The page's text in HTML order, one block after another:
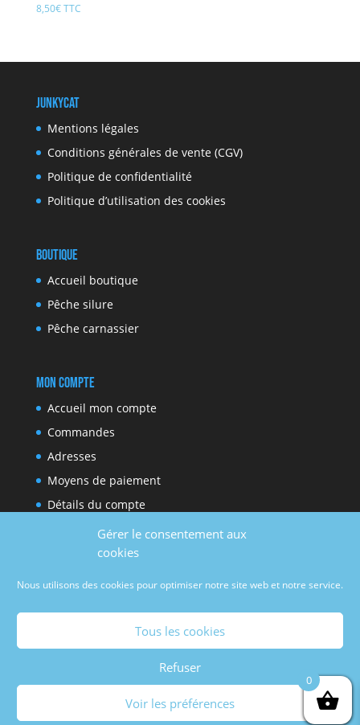
Gérer le consentement aux
cookies
Nous utilisons des cookies pour optimiser notre site web et notre service.
Tous les cookies
Refuser
Voir les préférences
Note
8,50€TTC
JunkyCat
Mentions légales
Conditions générales de vente (CGV)
Politique de confidentialité
Politique d’utilisation des cookies
Boutique
Accueil boutique
Pêche silure
Pêche carnassier
Mon compte
Accueil mon compte
Commandes
Adresses
Moyens de paiement
Détails du compte
Réseaux sociaux
Facebook Youtube
Copyright © 2021JunkyCat| Site créé pardeerWeb
0